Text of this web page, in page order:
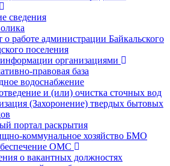
сведения
о работе администрации Байкальского
поселения
организациями
правовая база
водоснабжение
и (или) очистка сточных вод
(Захоронение) твердых бытовых
портал раскрытия
коммунальное хозяйство БМО
ОМС
о вакантных должностях